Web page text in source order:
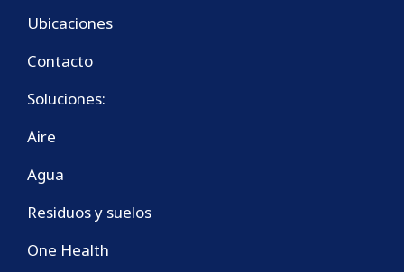
Ubicaciones
Contacto
Soluciones:
Aire
Agua
Residuos y suelos
One Health